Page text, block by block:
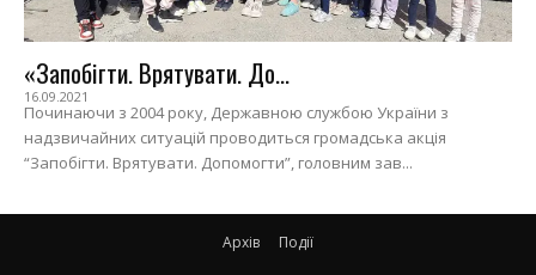
«Запобігти. Врятувати. До...
16.09.2021
Починаючи з 2004 року, Державною службою України з
надзвичайних ситуацій проводиться громадська акція
“Запобігти. Врятувати. Допомогти”, головним зав...
Архів Події